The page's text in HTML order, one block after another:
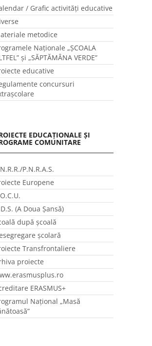
/ Grafic activităţi educative
metodice
Naţionale „ŞCOALA
și „SĂPTĂMÂNA VERDE”
educative
concursuri
EDUCAȚIONALE ȘI
COMUNITARE
P.N.R.A.S.
Europene
(A Doua Șansă)
după școală
școlară
Transfrontaliere
proiecte
ERASMUS+
Național „Masă